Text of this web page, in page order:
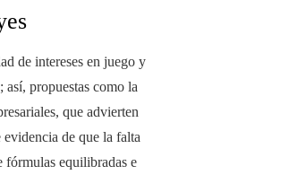
de intereses en juego y
así, propuestas como la
que advierten
de que la falta
fórmulas equilibradas e